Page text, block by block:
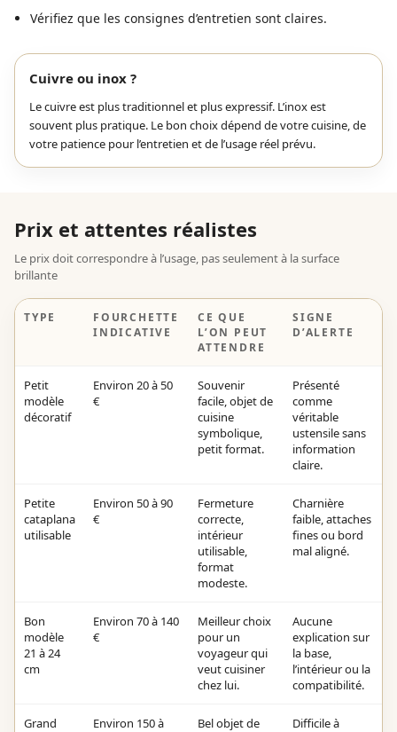
Vérifiez que les consignes d’entretien sont claires.
Cuivre ou inox ?
Le cuivre est plus traditionnel et plus expressif. L’inox est
souvent plus pratique. Le bon choix dépend de votre cuisine, de
votre patience pour l’entretien et de l’usage réel prévu.
Prix et attentes réalistes
Le prix doit correspondre à l’usage, pas seulement à la surface
brillante
TYPE
FOURCHETTE
INDICATIVE
CE QUE
L’ON PEUT
ATTENDRE
SIGNE
D’ALERTE
Petit
modèle
décoratif
Environ 20 à 50
€
Souvenir
facile, objet de
cuisine
symbolique,
petit format.
Présenté
comme
véritable
ustensile sans
information
claire.
Petite
cataplana
utilisable
Environ 50 à 90
€
Fermeture
correcte,
intérieur
utilisable,
format
modeste.
Charnière
faible, attaches
fines ou bord
mal aligné.
Bon
modèle
21 à 24
cm
Environ 70 à 140
€
Meilleur choix
pour un
voyageur qui
veut cuisiner
chez lui.
Aucune
explication sur
la base,
l’intérieur ou la
compatibilité.
Grand
Environ 150 à
Bel objet de
Difficile à